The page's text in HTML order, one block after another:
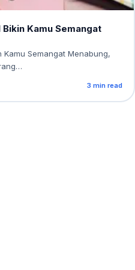
Kamu Semangat
Kamu Semangat Menabung,
3 min read